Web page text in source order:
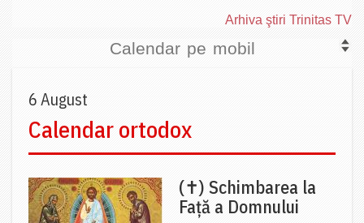
Arhiva ştiri Trinitas TV
Calendar pe mobil
6 August
Calendar ortodox
(✝) Schimbarea la
Față a Domnului